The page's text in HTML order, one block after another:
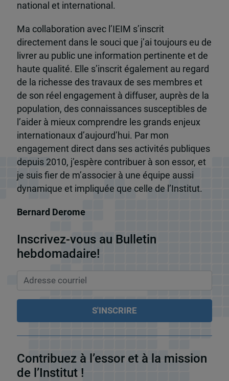
national et international.
Ma collaboration avec l’IEIM s’inscrit
directement dans le souci que j’ai toujours eu de
livrer au public une information pertinente et de
haute qualité. Elle s’inscrit également au regard
de la richesse des travaux de ses membres et
de son réel engagement à diffuser, auprès de la
population, des connaissances susceptibles de
l’aider à mieux comprendre les grands enjeux
internationaux d’aujourd’hui. Par mon
engagement direct dans ses activités publiques
depuis 2010, j’espère contribuer à son essor, et
je suis fier de m’associer à une équipe aussi
dynamique et impliquée que celle de l’Institut.
Bernard Derome
Inscrivez-vous au Bulletin
hebdomadaire!
Contribuez à l’essor et à la mission
de l’Institut !